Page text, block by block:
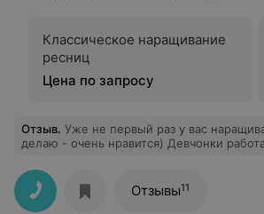
Классическое наращивание
ресниц
Цена по запросу
Отзыв. Уже не первый раз у вас
делаю - очень нравится) Девчонки
большой объём мне мешает и всё
Отзывы11